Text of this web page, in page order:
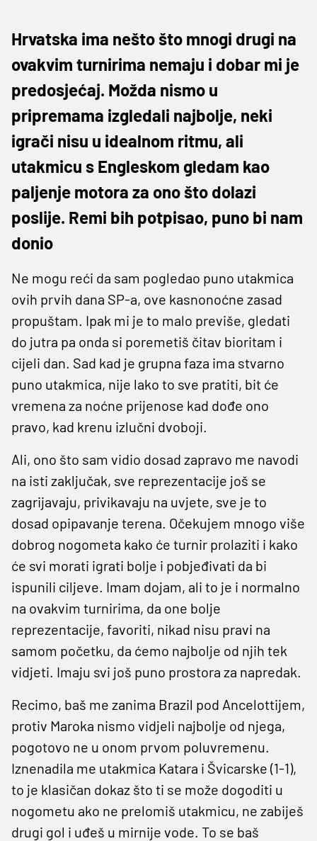
Hrvatska ima nešto što mnogi drugi na
ovakvim turnirima nemaju i dobar mi je
predosjećaj. Možda nismo u
pripremama izgledali najbolje, neki
igrači nisu u idealnom ritmu, ali
utakmicu s Engleskom gledam kao
paljenje motora za ono što dolazi
poslije. Remi bih potpisao, puno bi nam
donio
Ne mogu reći da sam pogledao puno utakmica
ovih prvih dana SP-a, ove kasnonoćne zasad
propuštam. Ipak mi je to malo previše, gledati
do jutra pa onda si poremetiš čitav bioritam i
cijeli dan. Sad kad je grupna faza ima stvarno
puno utakmica, nije lako to sve pratiti, bit će
vremena za noćne prijenose kad dođe ono
pravo, kad krenu izlučni dvoboji.
Ali, ono što sam vidio dosad zapravo me navodi
na isti zaključak, sve reprezentacije još se
zagrijavaju, privikavaju na uvjete, sve je to
dosad opipavanje terena. Očekujem mnogo više
dobrog nogometa kako će turnir prolaziti i kako
će svi morati igrati bolje i pobjeđivati da bi
ispunili ciljeve. Imam dojam, ali to je i normalno
na ovakvim turnirima, da one bolje
reprezentacije, favoriti, nikad nisu pravi na
samom početku, da ćemo najbolje od njih tek
vidjeti. Imaju svi još puno prostora za napredak.
Recimo, baš me zanima Brazil pod Ancelottijem,
protiv Maroka nismo vidjeli najbolje od njega,
pogotovo ne u onom prvom poluvremenu.
Iznenadila me utakmica Katara i Švicarske (1-1),
to je klasičan dokaz što ti se može dogoditi u
nogometu ako ne prelomiš utakmicu, ne zabiješ
drugi gol i uđeš u mirnije vode. To se baš